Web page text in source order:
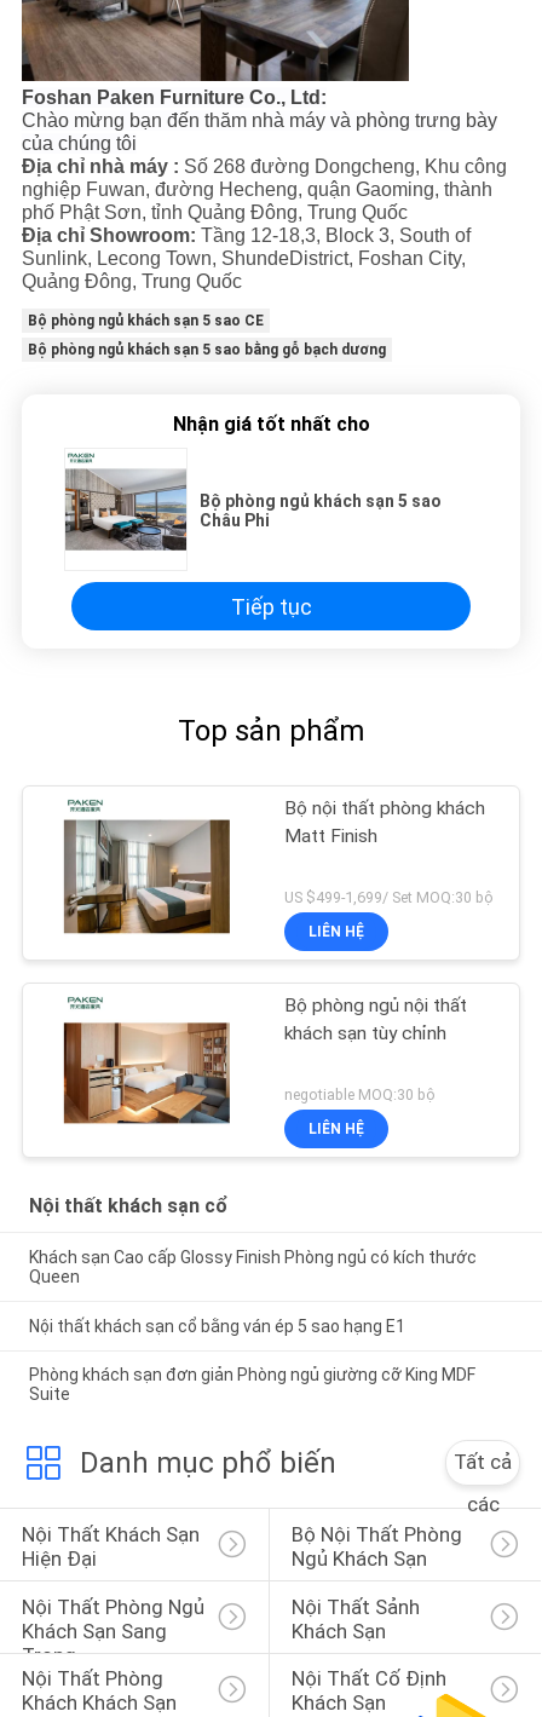
Foshan Paken Furniture Co., Ltd:
Chào mừng bạn đến thăm nhà máy và phòng trưng bày
của chúng tôi
Địa chỉ nhà máy : Số 268 đường Dongcheng, Khu công
nghiệp Fuwan, đường Hecheng, quận Gaoming, thành
phố Phật Sơn, tỉnh Quảng Đông, Trung Quốc
Địa chỉ Showroom: Tầng 12-18,3, Block 3, South of
Sunlink, Lecong Town, ShundeDistrict, Foshan City,
Quảng Đông, Trung Quốc
Bộ phòng ngủ khách sạn 5 sao CE
Bộ phòng ngủ khách sạn 5 sao bằng gỗ bạch dương
Nhận giá tốt nhất cho
Bộ phòng ngủ khách sạn 5 sao
Châu Phi
Tiếp tục
Top sản phẩm
Bộ nội thất phòng khách
Matt Finish
US $499-1,699/ Set MOQ:30 bộ
LIÊN HỆ
Bộ phòng ngủ nội thất
khách sạn tùy chỉnh
negotiable MOQ:30 bộ
LIÊN HỆ
Nội thất khách sạn cổ
Khách sạn Cao cấp Glossy Finish Phòng ngủ có kích thước
Queen
Nội thất khách sạn cổ bằng ván ép 5 sao hạng E1
Phòng khách sạn đơn giản Phòng ngủ giường cỡ King MDF
Suite
Danh mục phổ biến
Tất cả
các
Nội Thất Khách Sạn
Hiện Đại
Bộ Nội Thất Phòng
Ngủ Khách Sạn
Nội Thất Phòng Ngủ
Khách Sạn Sang
Trọng
Nội Thất Sảnh
Khách Sạn
Nội Thất Phòng
Khách Khách Sạn
Nội Thất Cố Định
Khách Sạn